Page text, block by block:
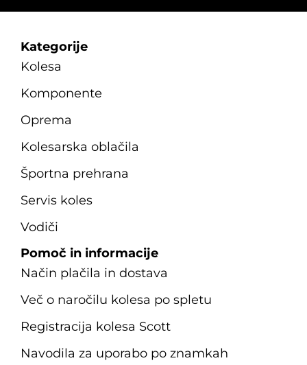
Kategorije
Kolesa
Komponente
Oprema
Kolesarska oblačila
Športna prehrana
Servis koles
Vodiči
Pomoč in informacije
Način plačila in dostava
Več o naročilu kolesa po spletu
Registracija kolesa Scott
Navodila za uporabo po znamkah